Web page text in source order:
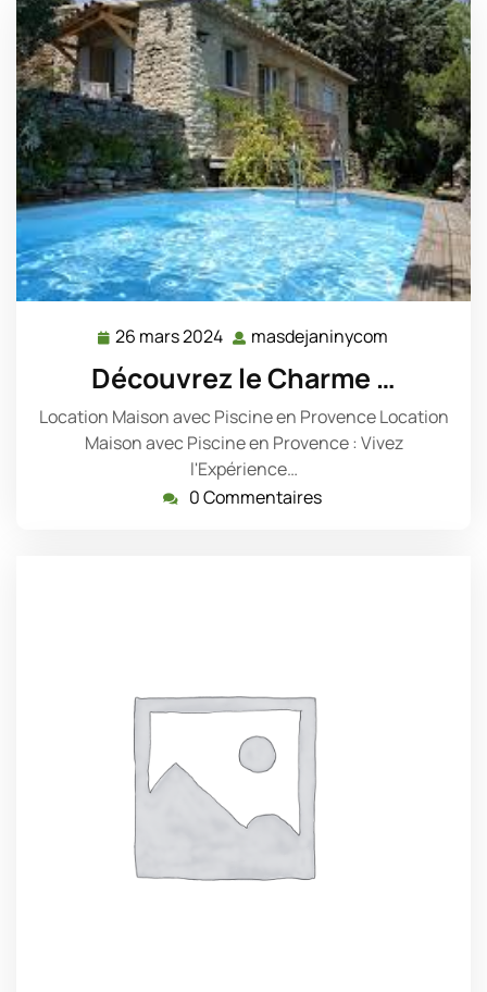
26 mars 2024 26
mars
2024
masdejaninycom
Découvrez le Charme …
Location Maison avec Piscine en Provence Location
Maison avec Piscine en Provence : Vivez
l'Expérience…
0 Commentaires